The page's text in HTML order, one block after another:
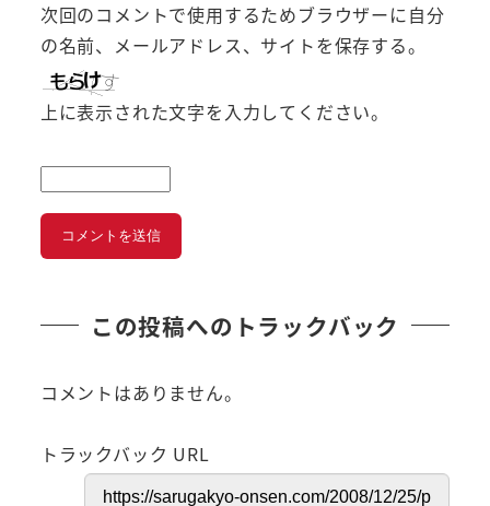
次回のコメントで使用するためブラウザーに自分
の名前、メールアドレス、サイトを保存する。
上に表示された文字を入力してください。
この投稿へのトラックバック
コメントはありません。
トラックバック URL